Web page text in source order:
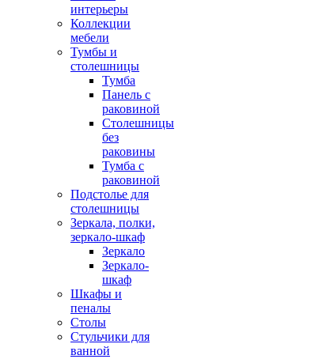
интерьеры
Коллекции
мебели
Тумбы и
столешницы
Тумба
Панель с
раковиной
Столешницы
без
раковины
Тумба с
раковиной
Подстолье для
столешницы
Зеркала, полки,
зеркало-шкаф
Зеркало
Зеркало-
шкаф
Шкафы и
пеналы
Столы
Стульчики для
ванной